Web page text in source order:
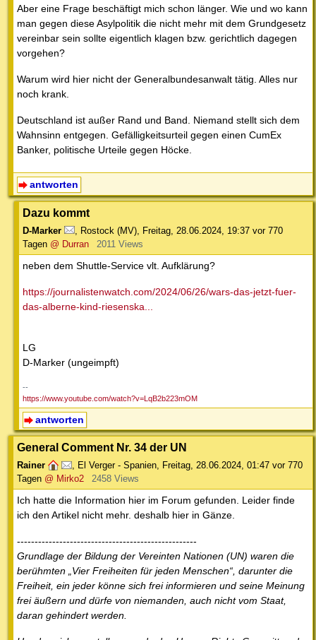
Aber eine Frage beschäftigt mich schon länger. Wie und wo kann
man gegen diese Asylpolitik die nicht mehr mit dem Grundgesetz
vereinbar sein sollte eigentlich klagen bzw. gerichtlich dagegen
vorgehen?
Warum wird hier nicht der Generalbundesanwalt tätig. Alles nur
noch krank.
Deutschland ist außer Rand und Band. Niemand stellt sich dem
Wahnsinn entgegen. Gefälligkeitsurteil gegen einen CumEx
Banker, politische Urteile gegen Höcke.
antworten
Dazu kommt
D-Marker Rostock (MV) Freitag, 28.06.2024, 19:37 vor 770
Tagen @ Durran 2011 Views
neben dem Shuttle-Service vlt. Aufklärung?
https://journalistenwatch.com/2024/06/26/wars-das-jetzt-fuer-
das-alberne-kind-riesenska...
LG
D-Marker (ungeimpft)
--
https://www.youtube.com/watch?v=LqB2b223mOM
antworten
General Comment Nr. 34 der UN
Rainer , El Verger - Spanien, Freitag, 28.06.2024, 01:47 vor 770
Tagen @ Mirko2 2458 Views
Ich hatte die Information hier im Forum gefunden. Leider finde
ich den Artikel nicht mehr. deshalb hier in Gänze.
---------------------------------------------------
Grundlage der Bildung der Vereinten Nationen (UN) waren die
berühmten „Vier Freiheiten für jeden Menschen“, darunter die
Freiheit, ein jeder könne sich frei informieren und seine Meinung
frei äußern und dürfe von niemanden, auch nicht vom Staat,
daran gehindert werden.